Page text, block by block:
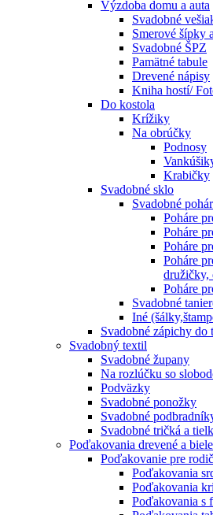
Výzdoba domu a auta
Svadobné
Smerové šípky
Svadobné ŠPZ
Pamätné tabule
Drevené nápisy
Kniha hostí/
Do kostola
Krížiky
Na obrúčky
Podnosy
Krabičky
Svadobné sklo
Svadobné
Poháre
Poháre
Poháre
Poháre
družičky,
Poháre
Svadobné
Iné
Svadobné zápichy do
Svadobný textil
Svadobné župany
Na rozlúčku so
Podväzky
Svadobné ponožky
Svadobné
Svadobné tričká a
Poďakovania drevené a biele
Poďakovanie pre
Poďakovania
Poďakovania
Poďakovania s